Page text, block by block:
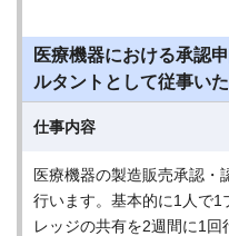
医療機器における承認
ルタントとして従事いた
仕事内容
医療機器の製造販売承認・
行います。基本的に1人で1
レッジの共有を2週間に1